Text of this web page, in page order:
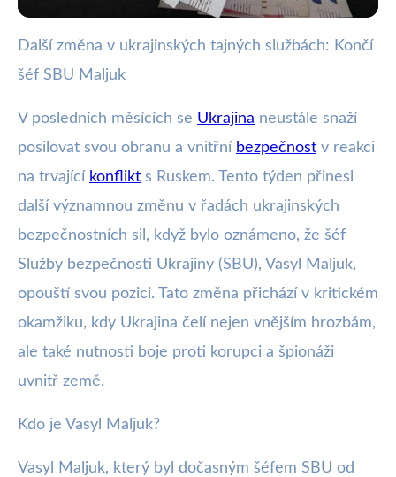
webya.cz
Šéf ukrajinské SBU Maljuk končí:
Co to znamená pro bezpečnost?
· 3 min čtení · Autor: Nela Švecová
Další změna v ukrajinských tajných službách: Končí
šéf SBU Maljuk
V posledních měsících se Ukrajina neustále snaží
posilovat svou obranu a vnitřní bezpečnost v reakci
na trvající konflikt s Ruskem. Tento týden přinesl
další významnou změnu v řadách ukrajinských
bezpečnostních sil, když bylo oznámeno, že šéf
Služby bezpečnosti Ukrajiny (SBU), Vasyl Maljuk,
opouští svou pozici. Tato změna přichází v kritickém
okamžiku, kdy Ukrajina čelí nejen vnějším hrozbám,
ale také nutnosti boje proti korupci a špionáži
uvnitř země.
Kdo je Vasyl Maljuk?
Vasyl Maljuk, který byl dočasným šéfem SBU od